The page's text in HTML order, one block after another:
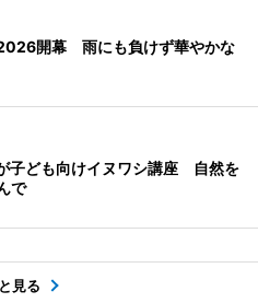
開幕 雨にも負けず華やかな
子ども向けイヌワシ講座 自然を
で
見る